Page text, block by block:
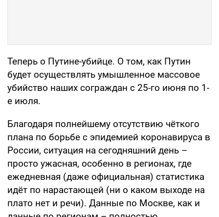
Теперь о Путине-убийце. О том, как Путин
будет осуществлять умышленное массовое
убийство наших сограждан с 25-го июня по 1-
е июля.
Благодаря полнейшему отсутствию чёткого
плана по борьбе с эпидемией коронавируса в
России, ситуация на сегодняшний день –
просто ужасная, особенно в регионах, где
ежедневная (даже официальная) статистика
идёт по нарастающей (ни о каком выходе на
плато нет и речи). Данные по Москве, как и